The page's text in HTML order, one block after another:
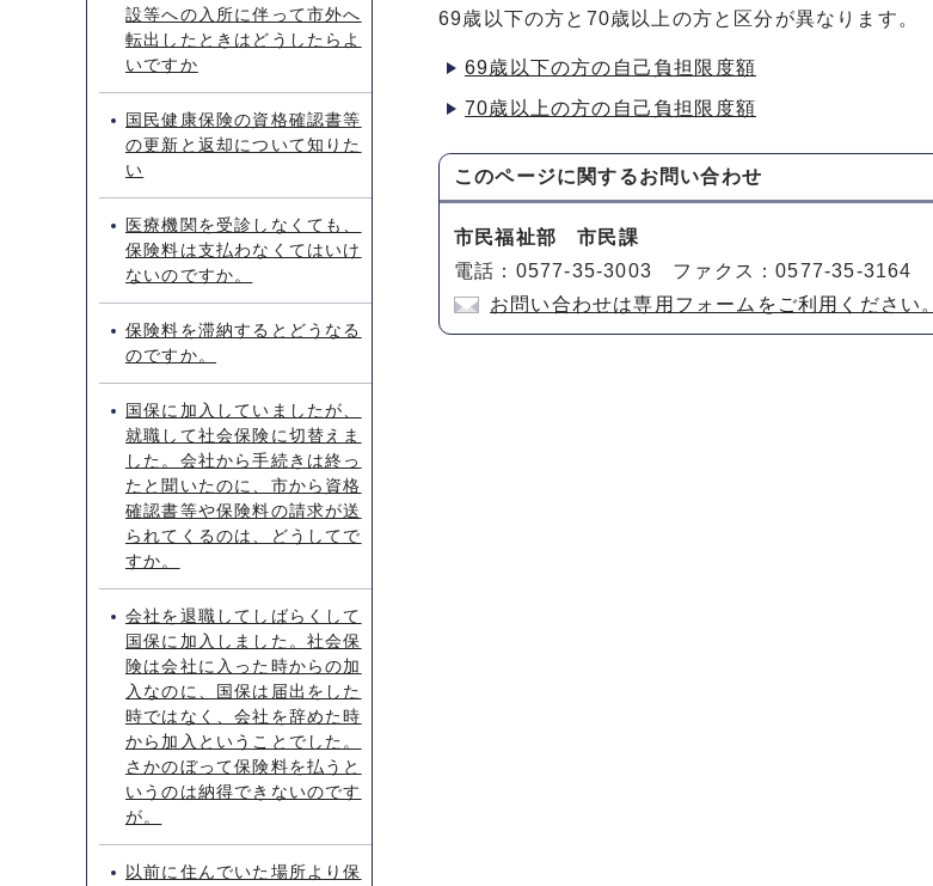
69歳以下の方と70歳以上の方と区分が異なります。
69歳以下の方の自己負担限度額
70歳以上の方の自己負担限度額
このページに関するお問い合わせ
市民福祉部 市民課
電話：0577-35-3003 ファクス：0577-35-3164
お問い合わせは専用フォームをご利用ください。
設等への入所に伴って市外へ
転出したときはどうしたらよ
いですか
国民健康保険の資格確認書等
の更新と返却について知りた
い
医療機関を受診しなくても、
保険料は支払わなくてはいけ
ないのですか。
保険料を滞納するとどうなる
のですか。
国保に加入していましたが、
就職して社会保険に切替えま
した。会社から手続きは終っ
たと聞いたのに、市から資格
確認書等や保険料の請求が送
られてくるのは、どうしてで
すか。
会社を退職してしばらくして
国保に加入しました。社会保
険は会社に入った時からの加
入なのに、国保は届出をした
時ではなく、会社を辞めた時
から加入ということでした。
さかのぼって保険料を払うと
いうのは納得できないのです
が。
以前に住んでいた場所より保